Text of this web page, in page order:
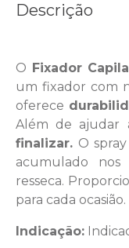
Descrição
O Fixador
um fixador com
oferece
Além de ajudar
finalizar. O
acumulado
resseca.
para cada ocasião.
Indicação: